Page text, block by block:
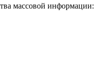
массовой информации: